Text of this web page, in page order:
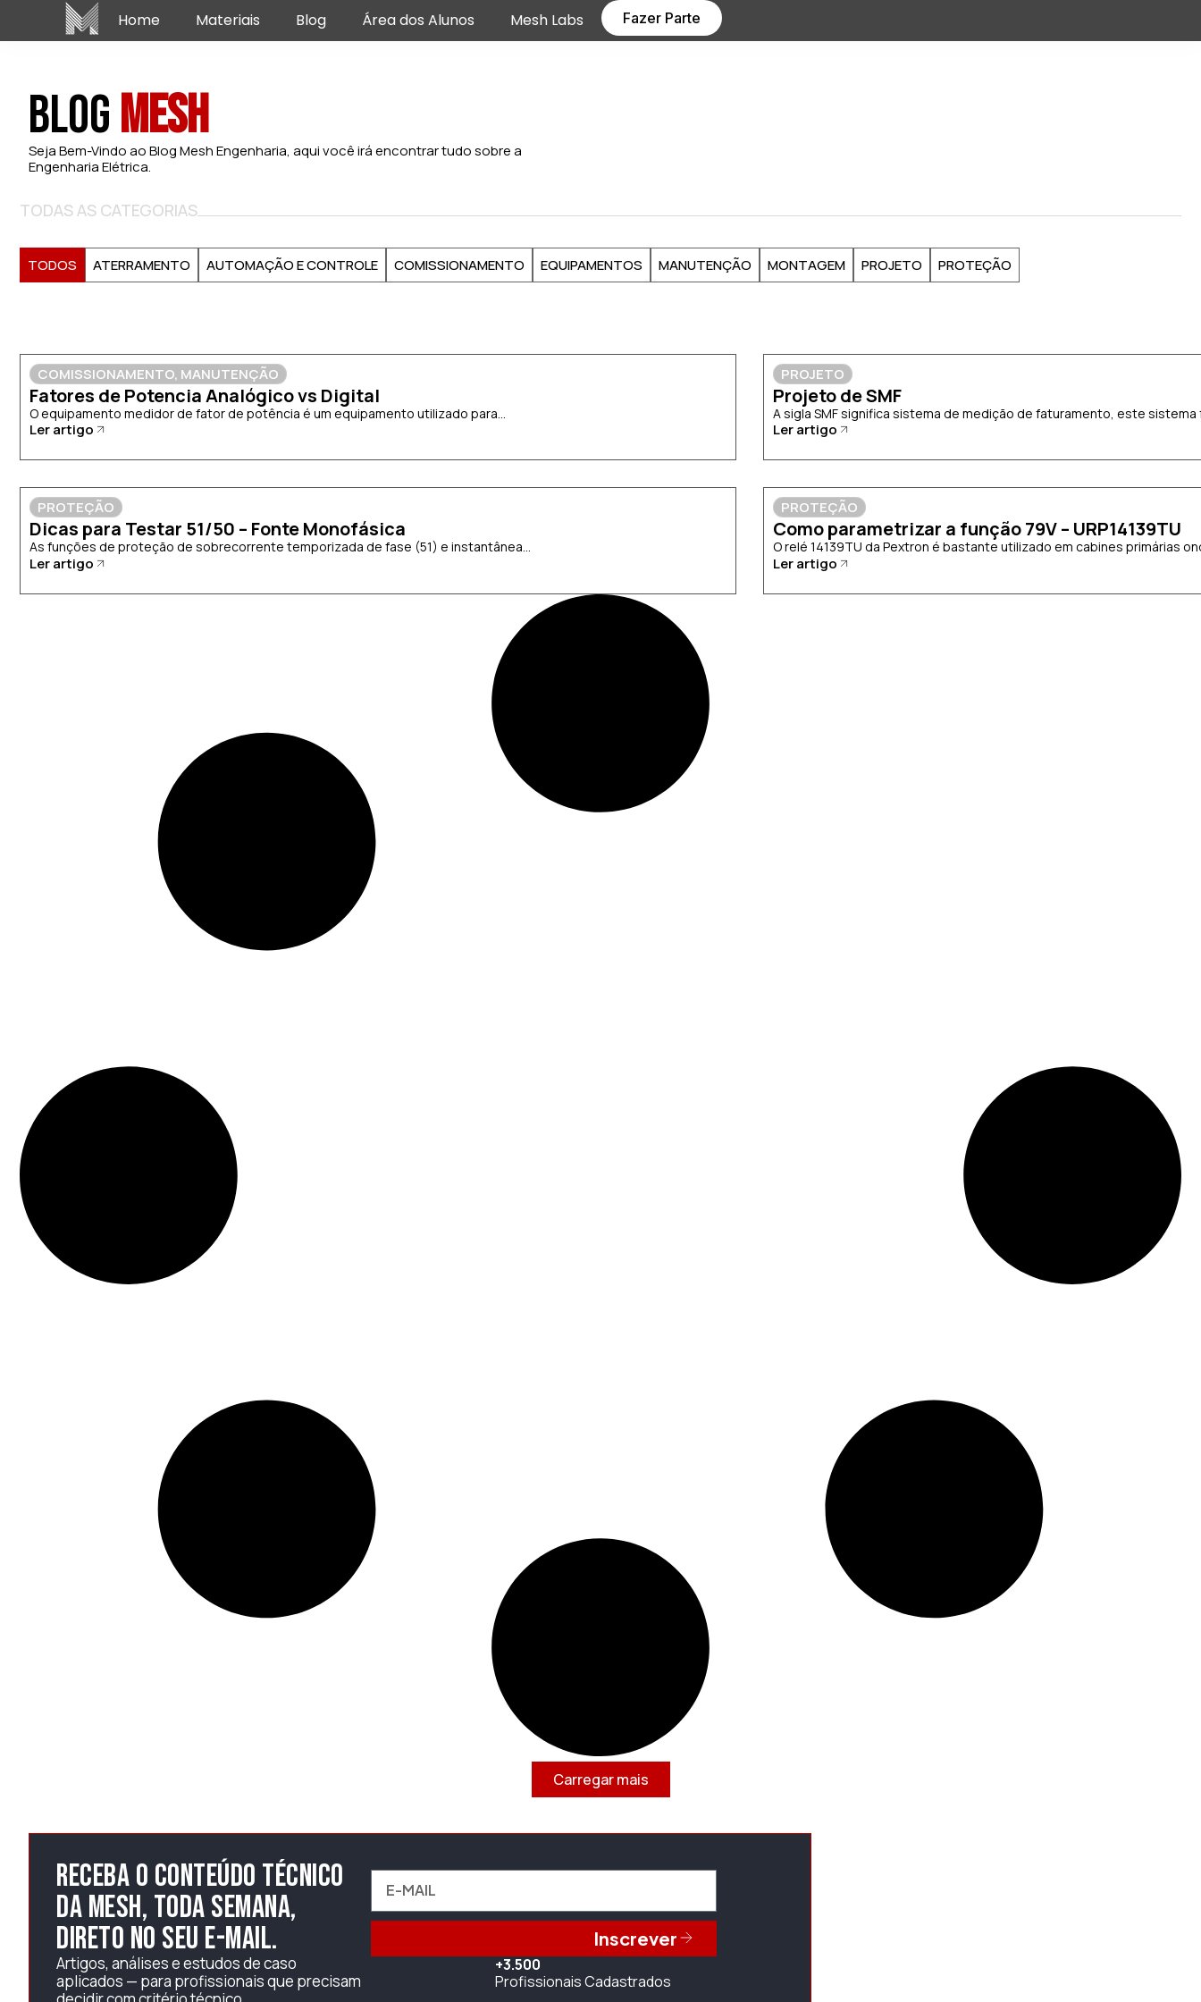
Home Materiais Blog Área dos Alunos Mesh Labs Fazer Parte
BlogMesh
Seja Bem-Vindo ao Blog Mesh Engenharia, aqui você irá encontrar tudo sobre a
Engenharia Elétrica.
TODAS AS CATEGORIAS
ATERRAMENTO AUTOMAÇÃO E CONTROLE COMISSIONAMENTO EQUIPAMENTOS MANUTENÇÃO MONTAGEM PROJETO PROTEÇÃO
TODOS
COMISSIONAMENTO, MANUTENÇÃO
Fatores de Potencia Analógico vs Digital
O equipamento medidor de fator de potência é um equipamento utilizado para...
Ler artigo
PROJETO
Projeto de SMF
A sigla SMF significa sistema de medição de faturamento, este sistema
Ler artigo
PROTEÇÃO
Dicas para Testar 51/50 – Fonte Monofásica
As funções de proteção de sobrecorrente temporizada de fase (51) e instantânea...
Ler artigo
PROTEÇÃO
Como parametrizar a função 79V – URP14139TU
O relé 14139TU da Pextron é bastante utilizado em cabines primárias
Ler artigo
Carregar mais
Receba o conteúdo técnico
da Mesh, toda semana,
direto no seu e-mail.
Artigos, análises e estudos de caso
aplicados — para profissionais que precisam
Inscrever
+3.500
Profissionais Cadastrados